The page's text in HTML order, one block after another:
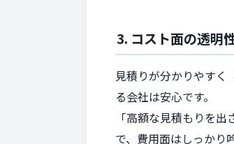
3. コスト面の透明
見積りが分かりやす
る会社は安心です。
「高額な見積もりを
で、費用面はしっかり